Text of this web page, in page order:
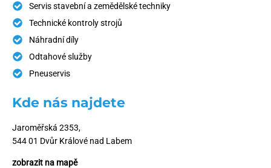
Servis stavební a zemědělské techniky
Technické kontroly strojů
Náhradní díly
Odtahové služby
Pneuservis
Kde nás najdete
Jaroměřská 2353,
544 01 Dvůr Králové nad Labem
zobrazit na mapě